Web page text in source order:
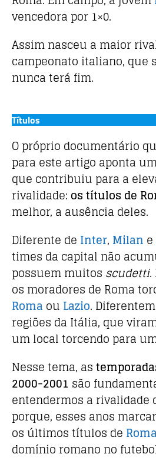
vencedora por 1×0.
Assim nasceu a maior
campeonato italiano, que
nunca terá fim.
Títulos
O próprio documentário
para este artigo aponta
que contribuiu para a
rivalidade: os títulos de
melhor, a ausência deles.
Diferente de Inter, Milan e
times da capital não
possuem muitos scudetti.
os moradores de Roma
Roma ou Lazio.
regiões da Itália, que
um local torcendo para
Nesse tema, as
2000-2001 são
entendermos a rivalidade
porque, esses anos
os últimos títulos de Roma
domínio romano no